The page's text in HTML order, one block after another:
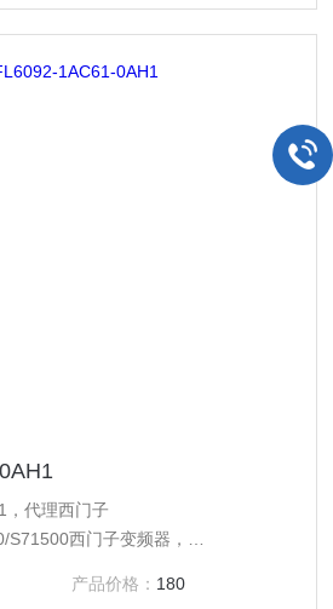
，代理西门子
西门子变频器，
西门子软启动器，西门子低压产品，
产品价格： 180